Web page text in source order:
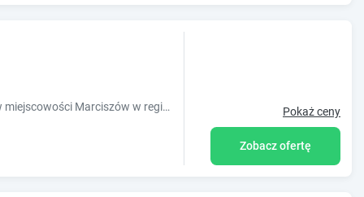
Obiekt Alicjówka - domek położony jest w miejscowości Marciszów w regionie dolnośląskie i oferuje bezpłatne Wi-Fi, sprzęt do grillowania, ogr Pokaż ceny
Zobacz ofertę